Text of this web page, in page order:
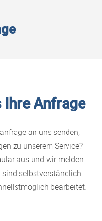
Ihre Anfrage
an uns senden,
zu unserem Service?
aus und wir melden
sind selbstverständlich
bearbeitet.